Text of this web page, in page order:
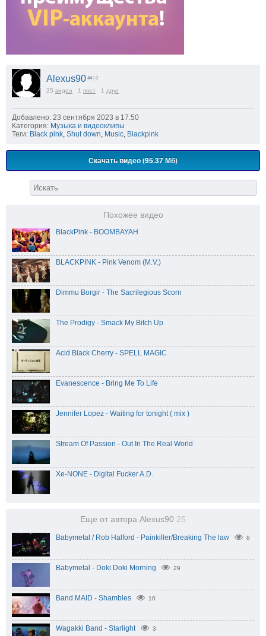
Alexus90 44 | 0
25 видео 1 пост 1 друг
Добавлено: 23 сентября 2023 в 17:50
Категория: Музыка и видеоклипы
Теги: Black pink Shut down Music Blackpink
Скачать видео (95.37 Мб)
Похожее видео
BlackPink - BOOMBAYAH
BLACKPINK - Pink Venom (M.V.)
Dimmu Borgir - The Sacrilegious Scorn
The Prodigy - Smack My Bitch Up
Acid Black Cherry - SPELL MAGIC
Evanescence - Bring Me To Life
Jennifer Lopez - Waiting for tonight ( mix )
Stream Of Passion - Out In The Real World
Xe-NONE - Digital Fucker A.D.
Еще от автора Alexus90 25
Babymetal / Rob Halford - Painkiller/Breaking The law 8
Babymetal - Doki Doki Morning 29
Band MAID - Shambles 10
Wagakki Band - Starlight 3